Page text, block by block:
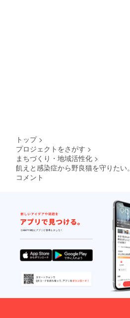
トップ >
プロジェクトをさがす >
まちづくり・地域活性化 >
飢えと感染症から野良猫を守りたい。
コメント